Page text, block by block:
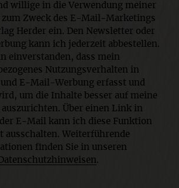
willige in die Verwendung meiner
zum Zweck des E-Mail-Marketings
Herder ein. Den Newsletter oder
kann ich jederzeit abbestellen.
einverstanden, dass mein
Nutzungsverhalten in
E-Mail-Werbung erfasst und
um die Inhalte besser auf meine
auszurichten. Über einen Link in
E-Mail kann ich diese Funktion
ausschalten. Weiterführende
finden Sie in unseren
Datenschutzhinweisen .